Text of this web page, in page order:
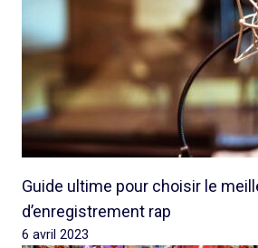
Guide ultime pour choisir le
d’enregistrement rap
6 avril 2023